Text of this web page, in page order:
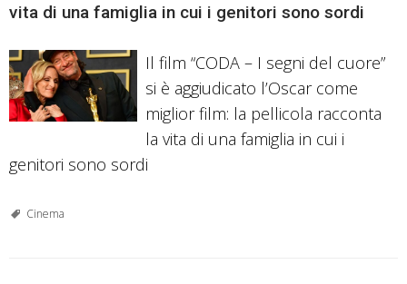
vita di una famiglia in cui i genitori sono sordi
Il film “CODA – I segni del cuore”
si è aggiudicato l’Oscar come
miglior film: la pellicola racconta
la vita di una famiglia in cui i
genitori sono sordi
Cinema